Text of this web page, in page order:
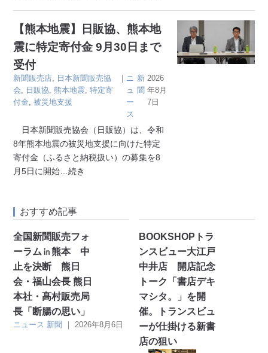
【熊本地震】日販協、熊本地
震に特定寄付金 9月30日まで
受付
新聞販売店, 日本新聞販売協
会, 日販協, 熊本地震,特定寄
付金,被災地支援
｜ ニ
ュ
ー
ス
新
聞
2026
年8月
7日
日本新聞販売協会（日販協）は、令和
8年熊本地震の被災地支援に向けた特定
寄付金（ふるさと納税扱い）の募集を8
月5日に開始 …続き
おすすめ記事
全国新聞販売フォ
ーラム㏌熊本 中
止を決断 熊日
会・福山会長 熊日
本社・髙村販売局
長「断腸の思い」
ニュース 新聞 ｜2026年8月6日
BOOKSHOPトラ
ンスビュー大江戸
中井店 開店記念
トーク「書店デキ
マシタ。」を開
催。トランスビュ
ーが仕掛ける新書
店の狙い